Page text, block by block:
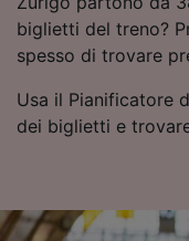
biglietti del treno?
spesso di trovare
Usa il Pianificatore
dei biglietti e
Utilizzare dati
Scansione
dispositivo ai
accedervi.
personalizzati,
Elenco dei